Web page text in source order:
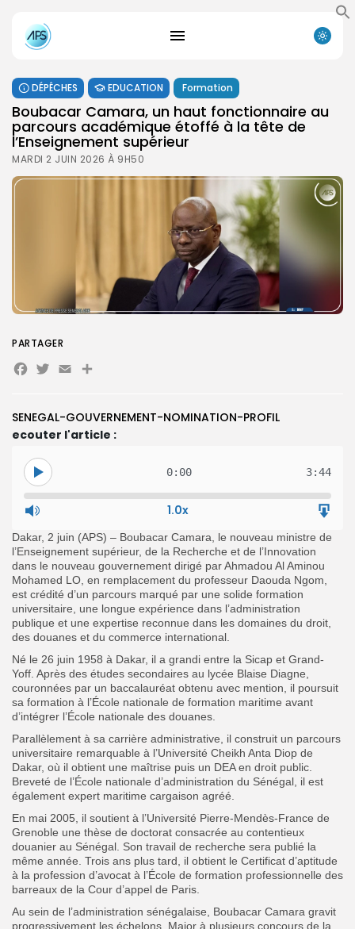
Search
for:
Search
DÉPÊCHES EDUCATION Formation
Boubacar Camara, un haut fonctionnaire au
parcours académique étoffé à la tête de
l’Enseignement supérieur
MARDI 2 JUIN 2026 À 9H50
SENEGAL-GOUVERNEMENT-NOMINATION-PROFIL
ecouter l'article :
0:00 3:44
1.0x
Dakar, 2 juin (APS) – Boubacar Camara, le nouveau ministre de
l’Enseignement supérieur, de la Recherche et de l’Innovation
dans le nouveau gouvernement dirigé par Ahmadou Al Aminou
Mohamed LO, en remplacement du professeur Daouda Ngom,
est crédité d’un parcours marqué par une solide formation
universitaire, une longue expérience dans l’administration
publique et une expertise reconnue dans les domaines du droit,
des douanes et du commerce international.
Né le 26 juin 1958 à Dakar, il a grandi entre la Sicap et Grand-
Yoff. Après des études secondaires au lycée Blaise Diagne,
couronnées par un baccalauréat obtenu avec mention, il poursuit
sa formation à l’École nationale de formation maritime avant
d’intégrer l’École nationale des douanes.
Parallèlement à sa carrière administrative, il construit un parcours
universitaire remarquable à l’Université Cheikh Anta Diop de
Dakar, où il obtient une maîtrise puis un DEA en droit public.
Breveté de l’École nationale d’administration du Sénégal, il est
également expert maritime cargaison agréé.
En mai 2005, il soutient à l’Université Pierre-Mendès-France de
Grenoble une thèse de doctorat consacrée au contentieux
douanier au Sénégal. Son travail de recherche sera publié la
même année. Trois ans plus tard, il obtient le Certificat d’aptitude
à la profession d’avocat à l’École de formation professionnelle des
barreaux de la Cour d’appel de Paris.
Au sein de l’administration sénégalaise, Boubacar Camara gravit
progressivement les échelons. Major à plusieurs concours de la
PARTAGER
Facebook
Twitter
EmailPartager